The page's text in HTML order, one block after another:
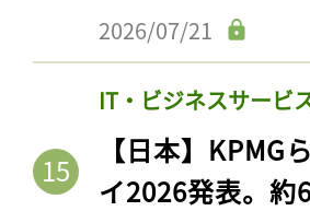
2026/07/21
IT・ビジネスサービ
【日本】
イ2026発表。約
記事をお
ロ